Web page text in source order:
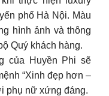
phố Hà Nội. Màu
hình ảnh và thông
Quý khách hàng.
của Huyền Phi sẽ
“Xinh đẹp hơn –
phụ nữ xứng đáng.